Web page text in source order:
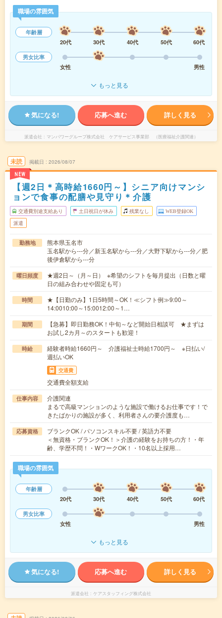
職場の雰囲気
年齢層
20代
30代 40代 50代
60代
男女比率
女性
男性
もっと見る
気になる! 応募へ進む 詳しく見る
派遣会社 マンパワーグループ株式会社 ケアサービス事業部 （医療福祉介護関連）
未読
NEW
掲載日 2026/08/07
【週2日＊高時給1660円～】シニア向けマンシ
ョンで食事の配膳や見守り＊介護
交通費別途支給あり 土日祝日が休み 残業なし WEB登録OK
派遣
勤務地
熊本県玉名市
玉名駅から---分／新玉名駅から---分／大野下駅から---分／肥
後伊倉駅から---分
曜日頻度
★週2日～（月～日） ※希望のシフトを毎月提出（日数と曜
日の組み合わせや固定も可）
時間
★【日勤のみ】1日5時間～OK！≪シフト例≫9:00～
14:0010:00～15:0012:00～1…
期間
【急募】即日勤務OK！中旬～など開始日相談可 ★まずは
お試し2カ月～のスタートも歓迎！
時給
経験者時給1660円～ 介護福祉士時給1700円～ ※日払い/
週払いOK
交通費
交通費全額支給
仕事内容
介護関連
まるで高級マンションのような施設で働けるお仕事です！で
きたばかりの施設が多く、利用者さんの要介護度も…
応募資格
ブランクOK / パソコンスキル不要 / 英語力不要
＜無資格・ブランクOK！＞介護の経験をお持ちの方！・年
齢、学歴不問！・WワークOK！・10名以上採用…
職場の雰囲気
年齢層
20代
30代 40代 50代
60代
男女比率
女性
男性
もっと見る
気になる! 応募へ進む 詳しく見る
派遣会社 ケアスタッフィング株式会社